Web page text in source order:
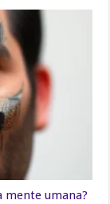
mente umana?